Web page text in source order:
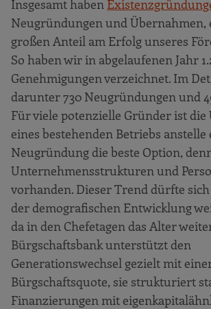
Insgesamt haben
Neugründungen und Übernahmen,
großen Anteil am Erfolg unseres
So haben wir in abgelaufenen Jahr
Genehmigungen verzeichnet. Im
darunter 730 Neugründungen und
Für viele potenzielle Gründer ist die
eines bestehenden Betriebs anstelle
Neugründung die beste Option,
Unternehmensstrukturen und
vorhanden. Dieser Trend dürfte
der demografischen Entwicklung
da in den Chefetagen das Alter
Bürgschaftsbank unterstützt den
Generationswechsel gezielt mit
Bürgschaftsquote, sie strukturiert
Finanzierungen mit